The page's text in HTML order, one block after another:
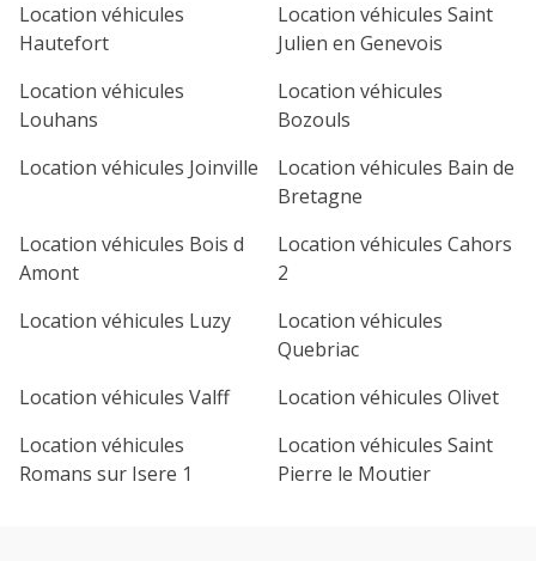
Location véhicules
Hautefort
Location véhicules Saint
Julien en Genevois
Location véhicules
Louhans
Location véhicules
Bozouls
Location véhicules Joinville
Location véhicules Bain de
Bretagne
Location véhicules Bois d
Amont
Location véhicules Cahors
2
Location véhicules Luzy
Location véhicules
Quebriac
Location véhicules Valff
Location véhicules Olivet
Location véhicules
Romans sur Isere 1
Location véhicules Saint
Pierre le Moutier